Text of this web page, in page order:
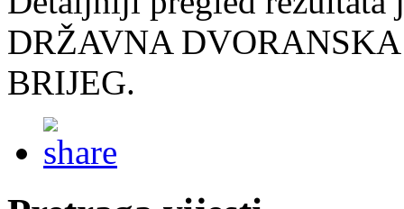
DRŽAVNA
BRIJEG.